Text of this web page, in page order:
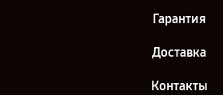
Гарантия
Доставка
Контакты